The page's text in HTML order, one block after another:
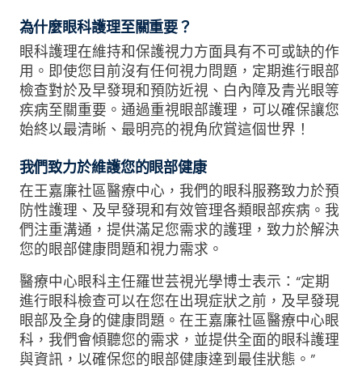
為什麼眼科護理至關重要？
眼科護理在維持和保護視力方面具有不可或缺的作
用。即使您目前沒有任何視力問題，定期進行眼部
檢查對於及早發現和預防近視、白內障及青光眼等
疾病至關重要。通過重視眼部護理，可以確保讓您
始終以最清晰、最明亮的視角欣賞這個世界！
我們致力於維護您的眼部健康
在王嘉廉社區醫療中心，我們的眼科服務致力於預
防性護理、及早發現和有效管理各類眼部疾病。我
們注重溝通，提供滿足您需求的護理，致力於解決
您的眼部健康問題和視力需求。
醫療中心眼科主任羅世芸視光學博士表示：“定期
進行眼科檢查可以在您在出現症狀之前，及早發現
眼部及全身的健康問題。在王嘉廉社區醫療中心眼
科，我們會傾聽您的需求，並提供全面的眼科護理
與資訊，以確保您的眼部健康達到最佳狀態。”